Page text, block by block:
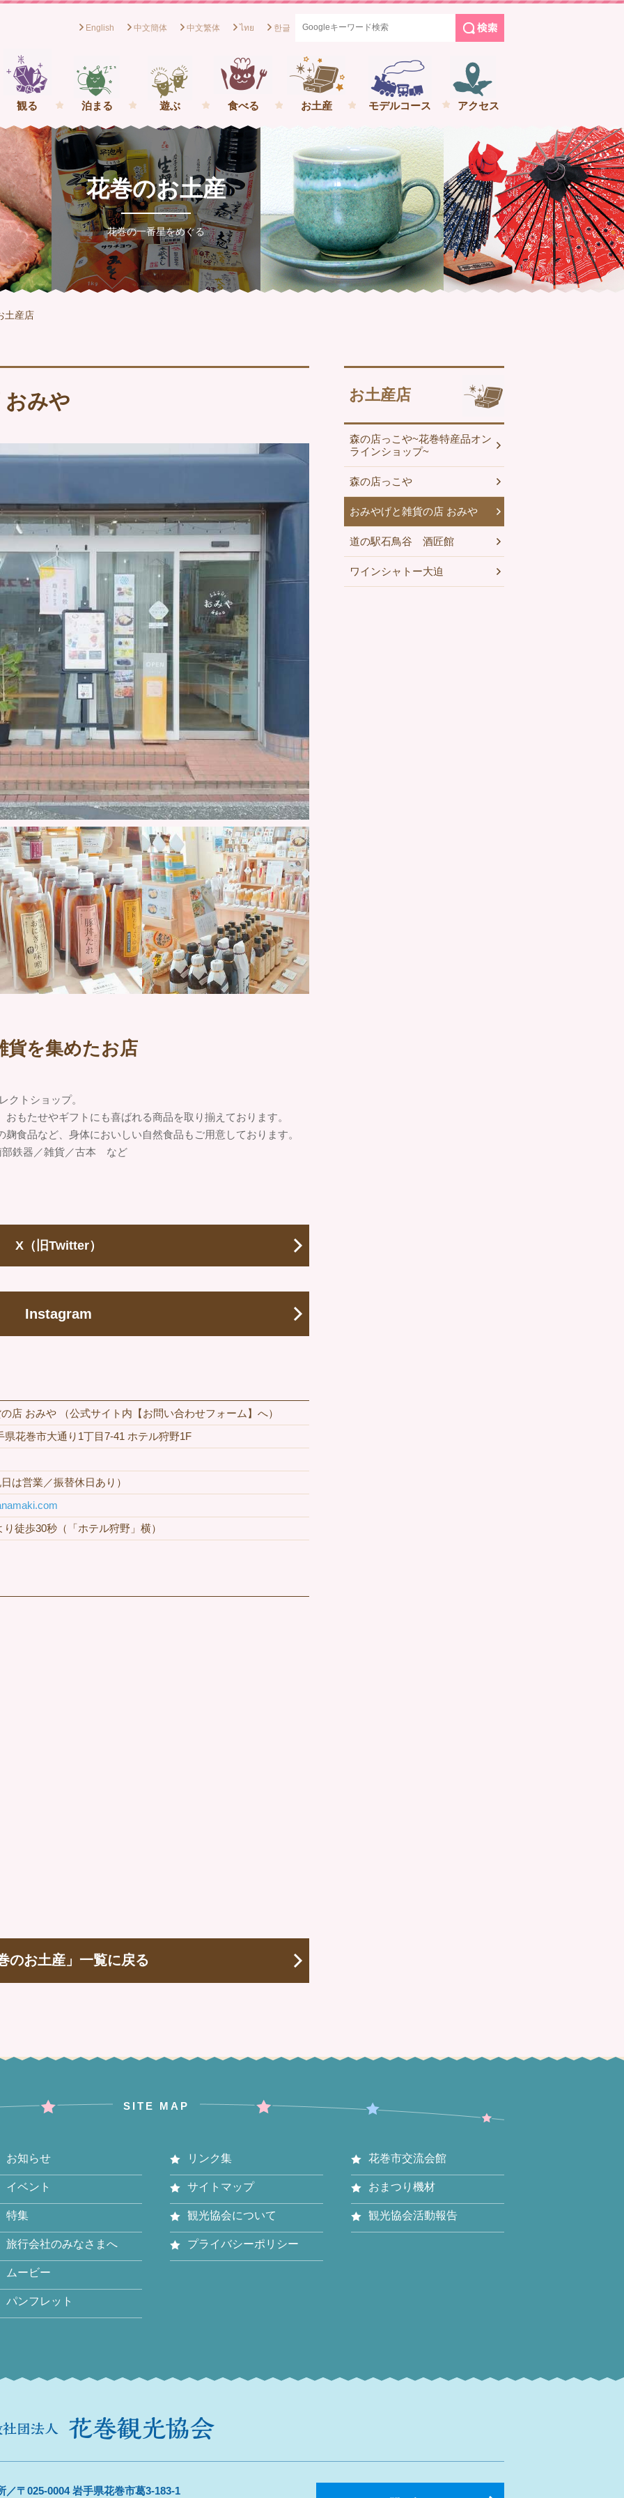
社団法人花巻観光協会[岩手県花巻市] イーハトーブの一番星をめぐる花巻の旅
English 中文簡体 中文繁体 ไทย 한글
観る 泊まる 遊ぶ 食べる お土産 モデルコース アクセス
花巻のお土産
花巻の一番星をめぐる
土産店
おみや
貨を集めたお店
クトショップ。
もたせやギフトにも喜ばれる商品を取り揃えております。
食品など、身体においしい自然食品もご用意しております。
部鉄器／雑貨／古本 など
X（旧Twitter）
Instagram
店 おみや （公式サイト内【お問い合わせフォーム】へ）
県花巻市大通り1丁目7-41 ホテル狩野1F
は営業／振替休日あり）
徒歩30秒（「ホテル狩野」横）
のお土産」一覧に戻る
お土産店
森の店っこや~花巻特産品オン
ラインショップ~
森の店っこや
おみやげと雑貨の店 おみや
道の駅石鳥谷 酒匠館
ワインシャトー大迫
SITE MAP
お知らせ
イベント
特集
旅行会社のみなさまへ
ムービー
パンフレット
リンク集
サイトマップ
観光協会について
プライバシーポリシー
花巻市交流会館
おまつり機材
観光協会活動報告
／〒025-0004 岩手県花巻市葛3-183-1